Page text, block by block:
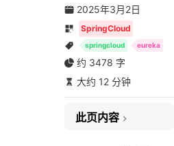
2025年3月2日
SpringCloud
springcloud eureka
约 3478 字
大约 12 分钟
此页内容
一、背景介绍
二、架构演变介绍